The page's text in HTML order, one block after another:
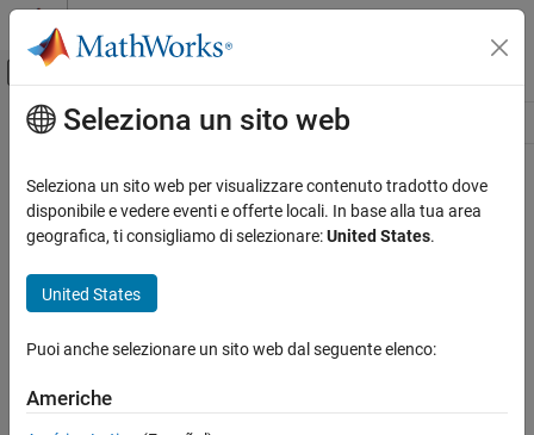
Vai al contenuto
Attiva/disattiva menu di navigazione
Risorsa
Stato
Contenuto principale
Seleziona un sito web
Seleziona un sito web per visualizzare contenuto tradotto dove
disponibile e vedere eventi e offerte locali. In base alla tua area
geografica, ti consigliamo di selezionare:United States.
United States
Puoi anche selezionare un sito web dal seguente elenco:
Americhe